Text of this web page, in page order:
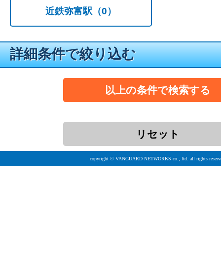
近鉄弥富駅 （0）
詳細条件で絞り込む
copyright © VANGUARD NETWORKS co., ltd. all rights